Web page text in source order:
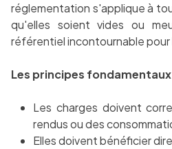
réglementation s'applique à
qu'elles soient vides ou
référentiel incontournable pour
Les principes
Les charges doivent
rendus ou des
Elles doivent bénéficier